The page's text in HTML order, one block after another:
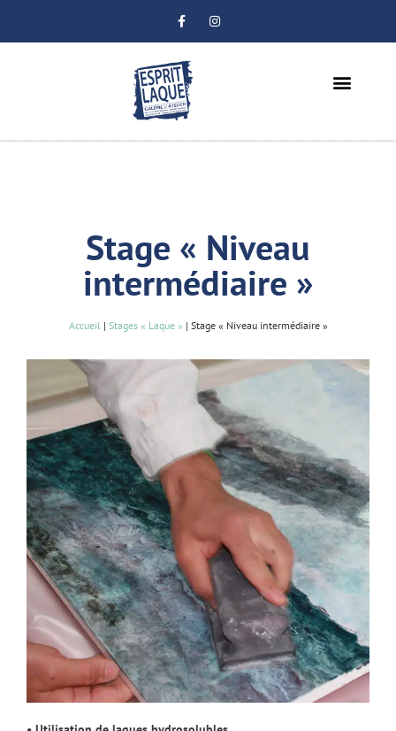
Stage « Niveau
intermédiaire »
Accueil| Stages « Laque » | Stage « Niveau intermédiaire »